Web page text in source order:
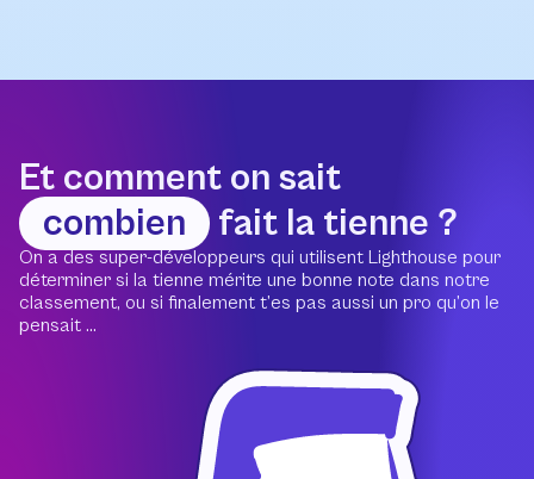
Et comment on sait
combien
fait la tienne ?
On a des super-développeurs qui utilisent Lighthouse pour
déterminer si la tienne mérite une bonne note dans notre
classement, ou si finalement t’es pas aussi un pro qu’on le
pensait ...